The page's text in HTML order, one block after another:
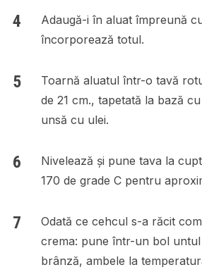
Adaugă-i în aluat împreună
încorporează totul.
Toarnă aluatul într-o tavă
de 21 cm., tapetată la bază
unsă cu ulei.
Nivelează și pune tava la
170 de grade C pentru
Odată ce cehcul s-a răcit
crema: pune într-un bol untul
brânză, ambele la